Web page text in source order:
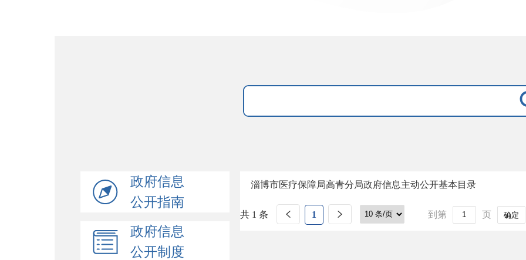
政府信息
公开指南
政府信息
公开制度
淄博市医疗保障局高青分局政府信息主动公开基本目录
共 1 条 1 到第 页 确定